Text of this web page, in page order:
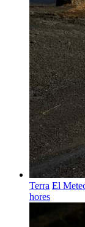
Terra El
hores